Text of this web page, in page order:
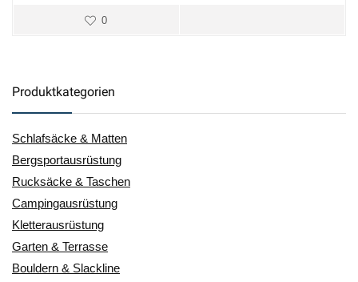
0
Produktkategorien
Schlafsäcke & Matten
Bergsportausrüstung
Rucksäcke & Taschen
Campingausrüstung
Kletterausrüstung
Garten & Terrasse
Bouldern & Slackline